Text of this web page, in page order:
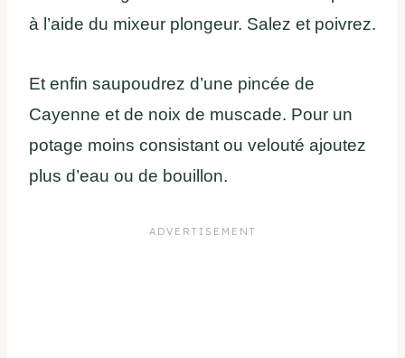
à l’aide du mixeur plongeur. Salez et poivrez.
Et enfin saupoudrez d’une pincée de
Cayenne et de noix de muscade. Pour un
potage moins consistant ou velouté ajoutez
plus d’eau ou de bouillon.